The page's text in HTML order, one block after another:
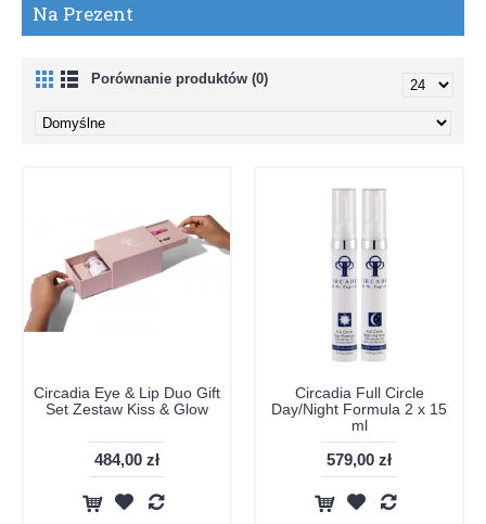
Na Prezent
Porównanie produktów (0)
Circadia Eye & Lip Duo Gift
Set Zestaw Kiss & Glow
484,00 zł
Circadia Full Circle
Day/Night Formula 2 x 15
ml
579,00 zł